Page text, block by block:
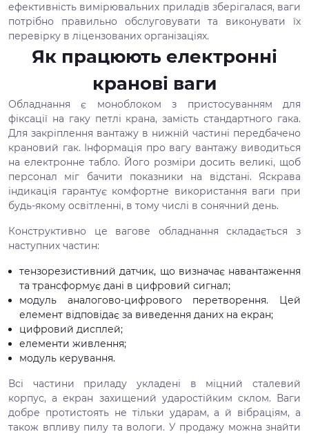
ефективність вимірювальних приладів зберігалася, ваги
потрібно правильно обслуговувати та виконувати їх
перевірку в ліцензованих організаціях.
Як працюють електронні
кранові ваги
Обладнання є моноблоком з пристосуванням для
фіксації на гаку петлі крана, замість стандартного гака.
Для закріплення вантажу в нижній частині передбачено
крановий гак. Інформація про вагу вантажу виводиться
на електронне табло. Його розміри досить великі, щоб
персонал міг бачити показники на відстані. Яскрава
індикація гарантує комфортне використання ваги при
будь-якому освітленні, в тому числі в сонячний день.
Конструктивно це вагове обладнання складається з
наступних частин:
тензорезистивний датчик, що визначає навантаження
та трансформує дані в цифровий сигнал;
модуль аналогово-цифрового перетворення. Цей
елемент відповідає за виведення даних на екран;
цифровий дисплей;
елементи живлення;
модуль керування.
Всі частини приладу укладені в міцний сталевий
корпус, а екран захищений ударостійким склом. Ваги
добре протистоять не тільки ударам, а й вібраціям, а
також впливу пилу та вологи. У продажу можна знайти